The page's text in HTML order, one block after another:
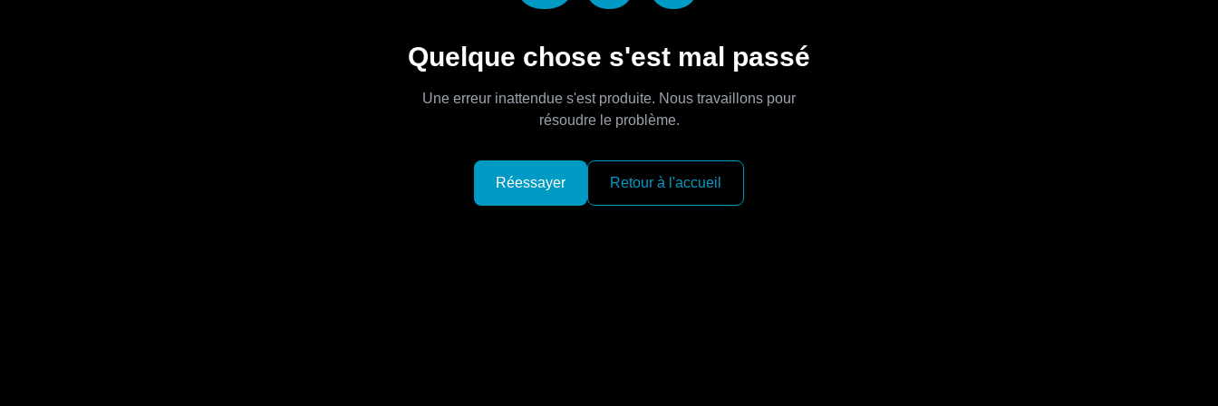
Quelque chose s'est mal passé
Une erreur inattendue s'est produite. Nous travaillons pour
résoudre le problème.
Réessayer Retour à l'accueil